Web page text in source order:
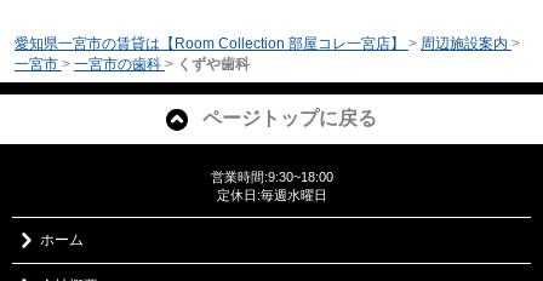
愛知県一宮市の賃貸は【Room Collection 部屋コレ一宮店】 > 周辺施設案内 >
一宮市 > 一宮市の歯科 > くずや歯科
ページトップに戻る
営業時間:9:30~18:00
定休日:毎週水曜日
ホーム